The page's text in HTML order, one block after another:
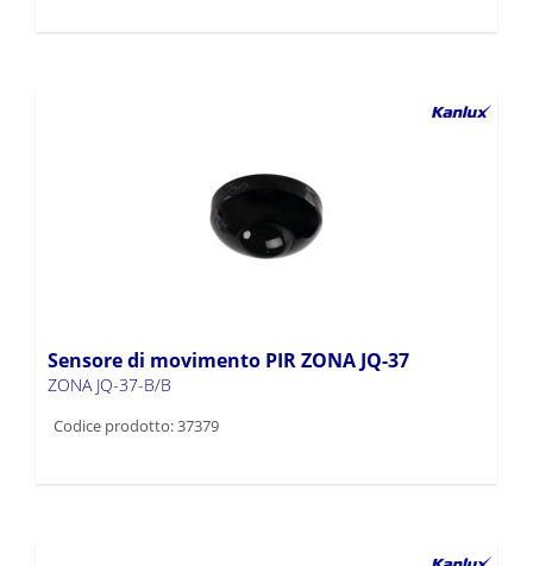
Sensore di movimento PIR ZONA JQ-37
ZONA JQ-37-B/B
Codice prodotto: 37379